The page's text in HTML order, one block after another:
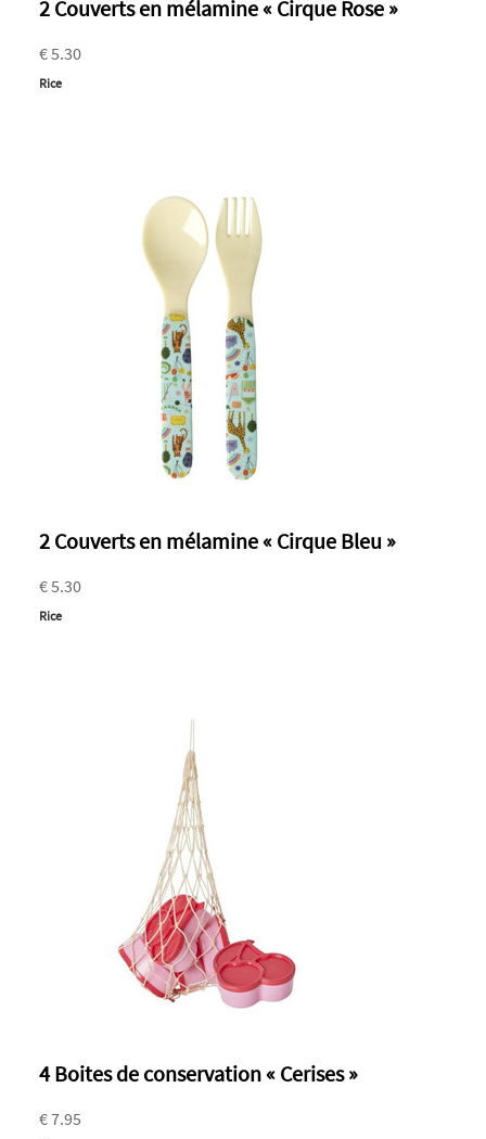
2 Couverts en mélamine « Cirque Rose »
€ 5.30
Rice
2 Couverts en mélamine « Cirque Bleu »
€ 5.30
Rice
4 Boites de conservation « Cerises »
€ 7.95